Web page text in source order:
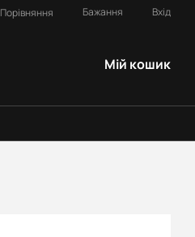
Порівняння Бажання Вхід
Мій кошик